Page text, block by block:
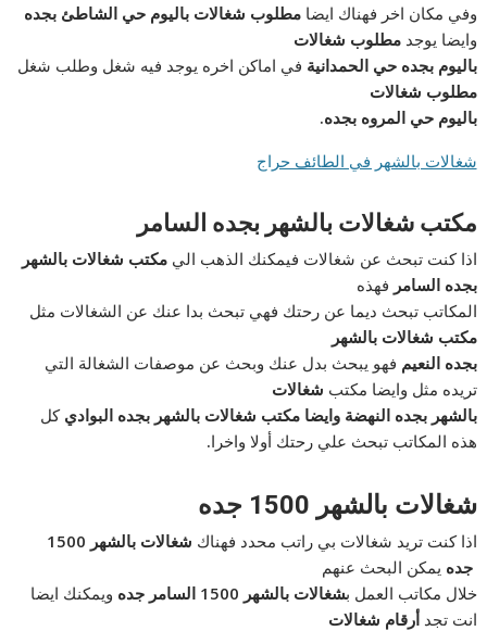
وفي مكان اخر فهناك ايضامطلوب شغالات باليوم حي الشاطئ بجده
وايضا يوجدمطلوب شغالات
باليوم بجده حي الحمدانية في اماكن اخره يوجد فيه شغل وطلب شغل
مطلوب شغالات
باليوم حي المروه بجده.
شغالات بالشهر في الطائف حراج
مكتب شغالات بالشهر بجده السامر
اذا كنت تبحث عن شغالات فيمكنك الذهب الي مكتب شغالات بالشهر
بجده السامر فهذه
المكاتب تبحث ديما عن رحتك فهي تبحث بدا عنك عن الشغالات مثل
مكتب شغالات بالشهر
بجده النعيم فهو يبحث بدل عنك وبحث عن موصفات الشغالة التي
تريده مثل وايضا مكتب شغالات
بالشهر بجده النهضة وايضا مكتب شغالات بالشهر بجده البواديكل
هذه المكاتب تبحث علي رحتك أولا واخرا.
شغالات بالشهر 1500 جده
اذا كنت تريد شغالات بي راتب محدد فهناك شغالات بالشهر 1500
جده يمكن البحث عنهم
خلال مكاتب العمل بشغالات بالشهر 1500 السامر جده
ويمكنك ايضا
انت تجدأرقام شغالات